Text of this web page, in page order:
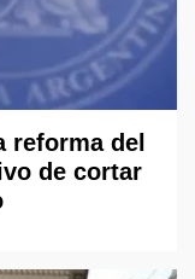
reforma del
de cortar